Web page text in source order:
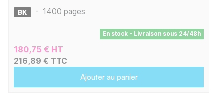
- 1400 pages
En stock - Livraison sous 24/48h
180,75 € HT
216,89 € TTC
Ajouter au panier